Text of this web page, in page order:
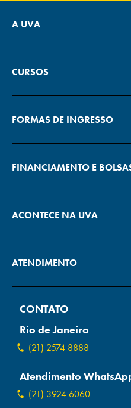
A UVA
CURSOS
FORMAS DE INGRESSO
FINANCIAMENTO E
ACONTECE NA UVA
ATENDIMENTO
CONTATO
Rio de Janeiro
(21) 2574 8888
Atendimento
(21) 3924 6060